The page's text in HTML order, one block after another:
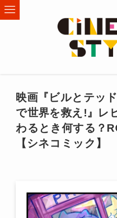
映画『ビルとテッ
で世界を救え!』レ
わるとき何する？
【シネコミック】